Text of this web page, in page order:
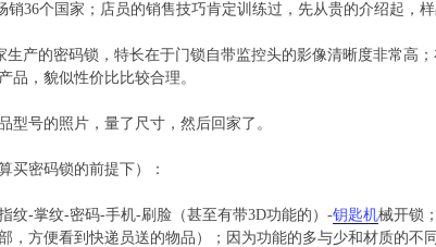
36个国家；店员的销售技巧肯定训练过，先从贵的介绍起，样
产的密码锁，特长在于门锁自带监控头的影像清晰度非常高
品，貌似性价比比较合理。
型号的照片，量了尺寸，然后回家了。
买密码锁的前提下）：
纹-掌纹-密码-手机-刷脸（甚至有带3D功能的）-钥匙机械开锁
，方便看到快递员送的物品）；因为功能的多与少和材质的不